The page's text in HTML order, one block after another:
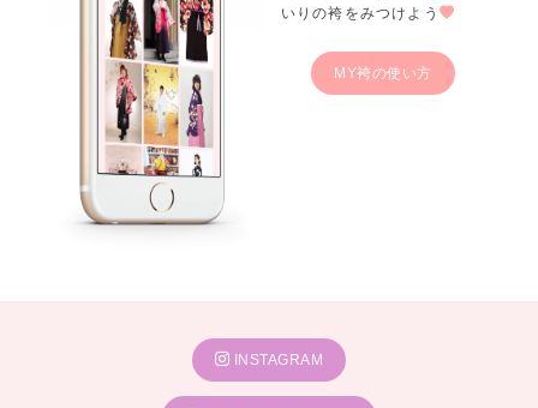
いりの袴をみつけよう
MY袴の使い方
INSTAGRAM